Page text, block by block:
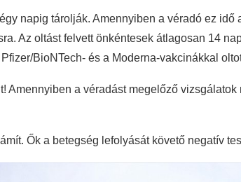
napig tárolják. Amennyiben a véradó ez
Az oltást felvett önkéntesek átlagosan 14
BioNTech- és a Moderna-vakcinákkal
Amennyiben a véradást megelőző
Ők a betegség lefolyását követő negatív